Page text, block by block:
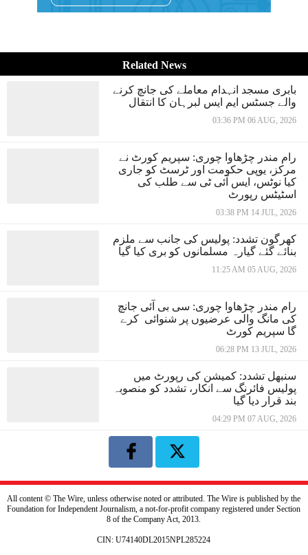
Related News
بابری مسجد انہدام معاملے کی جانچ کرنے
والے جسٹس ایم ایس لبرہان کا انتقال
03:36 PM 06 AUG, 2026
رام مندر چڑھاوا چوری: سپریم کورٹ نے
مرکز، یوپی حکومت اور ٹرسٹ کو جاری
کیا نوٹس، ایس آئی ٹی سے طلب کی
اسٹیٹس رپورٹ
03:38 PM 14 JUL, 2026
کھرگون تشدد: پولیس کی جانب سے ملزم
بنائے گئے گیارہ مسلمانوں کو بری کیا گیا
11:25 AM 05 AUG, 2026
رام مندر چڑھاوا چوری: سی بی آئی جانچ
کی مانگ والی عرضیوں پر شنوائی کرے
گا سپریم کورٹ
06:28 PM 13 JUL, 2026
سنبھل تشدد: کمیشن کی رپورٹ میں
پولیس فائرنگ سے انکار، تشدد کو منصوبہ
بند قرار دیا گیا
04:29 PM 07 AUG, 2026
All content © The Wire, unless otherwise noted or attributed. The Wire is published by the
Foundation for Independent Journalism, a not-for-profit company registered under Section
8 of the Company Act, 2013.
CIN: U74140DL2015NPL285224